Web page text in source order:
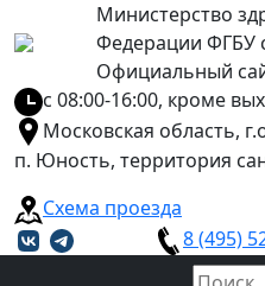
Министерство
Федерации ФГБУ
Официальный
с 08:00-16:00, кроме
Московская область,
п. Юность, территория
Схема проезда
8 (495)